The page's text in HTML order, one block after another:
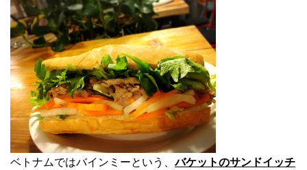
ベトナムではバインミーという、バケットのサンドイッチ